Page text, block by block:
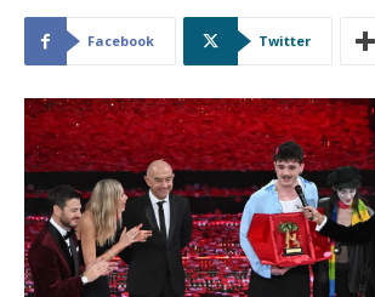
Facebook Twitter